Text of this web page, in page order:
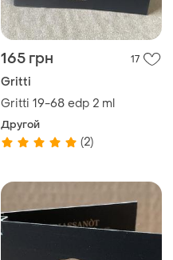
165 грн 17
Gritti
Gritti 19-68 edp 2 ml
Другой
(2)